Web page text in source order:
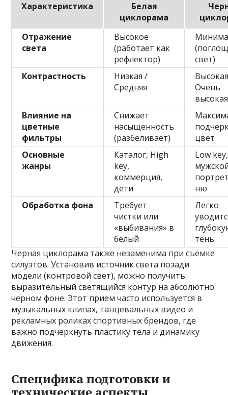
Характеристика
Белая
циклорама
Отражение
света
Высокое
(работает как
рефлектор)
свет)
Контрастность
Низкая /
Средняя
Очень
высокая
Влияние на
цветные
фильтры
Снижает
насыщенность
(разбеливает)
цвет
Основные
жанры
Каталог, High
key,
коммерция,
дети
Low key,
ню
Обработка фона
Требует
чистки или
«выбивания» в
белый
Легко
тень
Черная циклорама также незаменима при съемке
силуэтов. Установив источник света позади
модели (контровой свет), можно получить
выразительный светящийся контур на абсолютно
черном фоне. Этот прием часто используется в
музыкальных клипах, танцевальных видео и
рекламных роликах спортивных брендов, где
важно подчеркнуть пластику тела и динамику
движения.
Специфика подготовки и